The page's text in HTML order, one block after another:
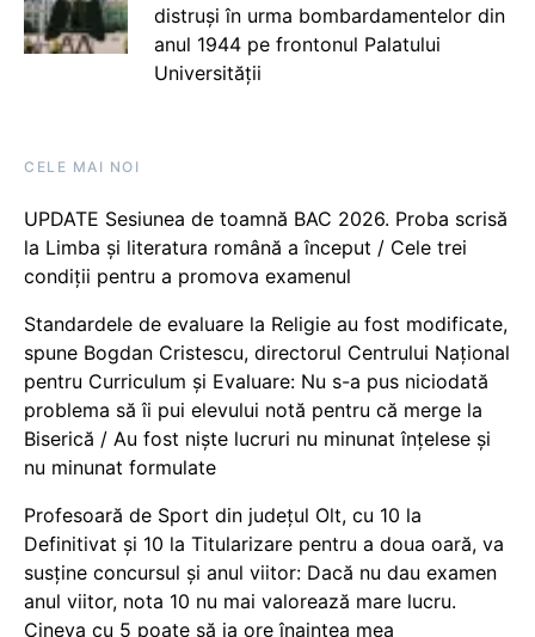
distruși în urma bombardamentelor din
anul 1944 pe frontonul Palatului
Universității
CELE MAI NOI
UPDATE Sesiunea de toamnă BAC 2026. Proba scrisă
la Limba și literatura română a început / Cele trei
condiții pentru a promova examenul
Standardele de evaluare la Religie au fost modificate,
spune Bogdan Cristescu, directorul Centrului Național
pentru Curriculum și Evaluare: Nu s-a pus niciodată
problema să îi pui elevului notă pentru că merge la
Biserică / Au fost niște lucruri nu minunat înțelese și
nu minunat formulate
Profesoară de Sport din județul Olt, cu 10 la
Definitivat și 10 la Titularizare pentru a doua oară, va
susține concursul și anul viitor: Dacă nu dau examen
anul viitor, nota 10 nu mai valorează mare lucru.
Cineva cu 5 poate să ia ore înaintea mea